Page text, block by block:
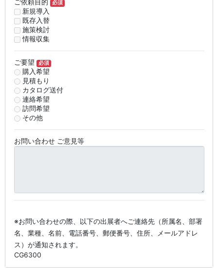
ご依頼目的 必須
新規導入
既存入替
施策検討
情報収集
ご要望 必須
購入希望
見積もり
カタログ送付
連絡希望
訪問希望
その他
お問い合わせ ご意見等
※お問い合わせの際、以下の出展者へご連絡先（所属名、部署
名、業種、名前、電話番号、郵便番号、住所、メールアドレ
ス）が通知されます。
CG6300